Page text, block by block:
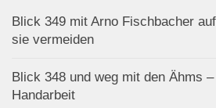
Blick 349 mit Arno Fischbacher
sie vermeiden
Blick 348 und weg mit den Ähms
Handarbeit